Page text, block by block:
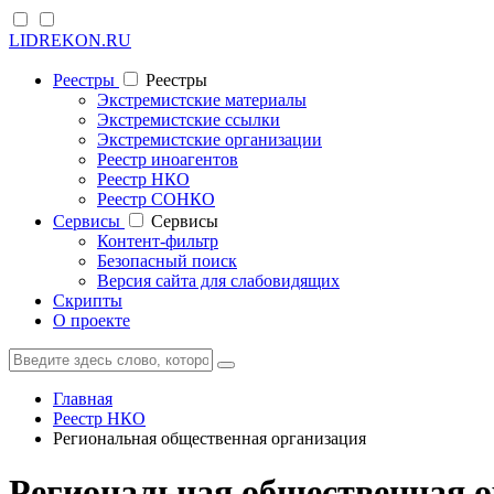
LIDREKON.RU
Реестры
Реестры
Экстремистские материалы
Экстремистские ссылки
Экстремистские организации
Реестр иноагентов
Реестр НКО
Реестр СОНКО
Cервисы
Cервисы
Контент-фильтр
Безопасный поиск
Версия сайта для слабовидящих
Скрипты
О проекте
Главная
Реестр НКО
Региональная общественная организация